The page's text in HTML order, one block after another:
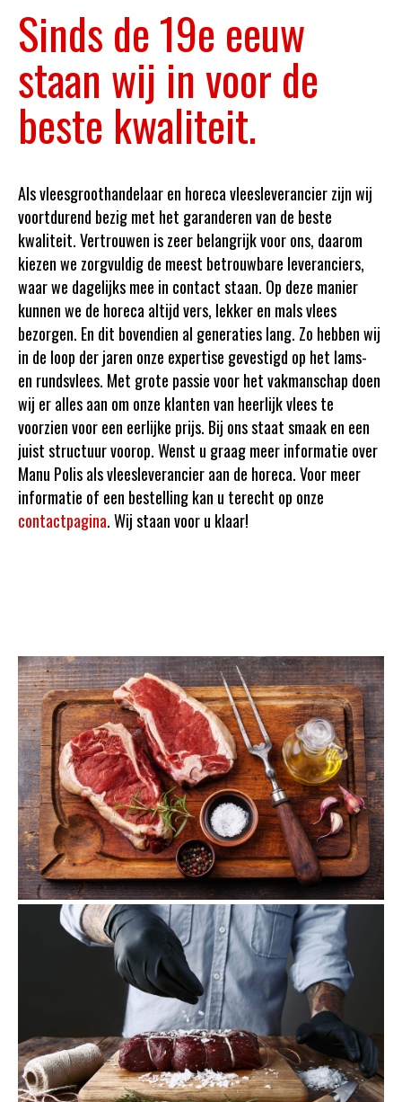
Sinds de 19e eeuw
staan wij in voor de
beste kwaliteit.
Als vleesgroothandelaar en horeca vleesleverancier zijn wij
voortdurend bezig met het garanderen van de beste
kwaliteit. Vertrouwen is zeer belangrijk voor ons, daarom
kiezen we zorgvuldig de meest betrouwbare leveranciers,
waar we dagelijks mee in contact staan. Op deze manier
kunnen we de horeca altijd vers, lekker en mals vlees
bezorgen. En dit bovendien al generaties lang. Zo hebben wij
in de loop der jaren onze expertise gevestigd op het lams-
en rundsvlees. Met grote passie voor het vakmanschap doen
wij er alles aan om onze klanten van heerlijk vlees te
voorzien voor een eerlijke prijs. Bij ons staat smaak en een
juist structuur voorop. Wenst u graag meer informatie over
Manu Polis als vleesleverancier aan de horeca. Voor meer
informatie of een bestelling kan u terecht op onze
contactpagina. Wij staan voor u klaar!